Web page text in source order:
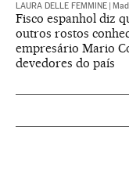
LAURA DELLE FEMMINE
Fisco espanhol diz
outros rostos
empresário Mario
devedores do país